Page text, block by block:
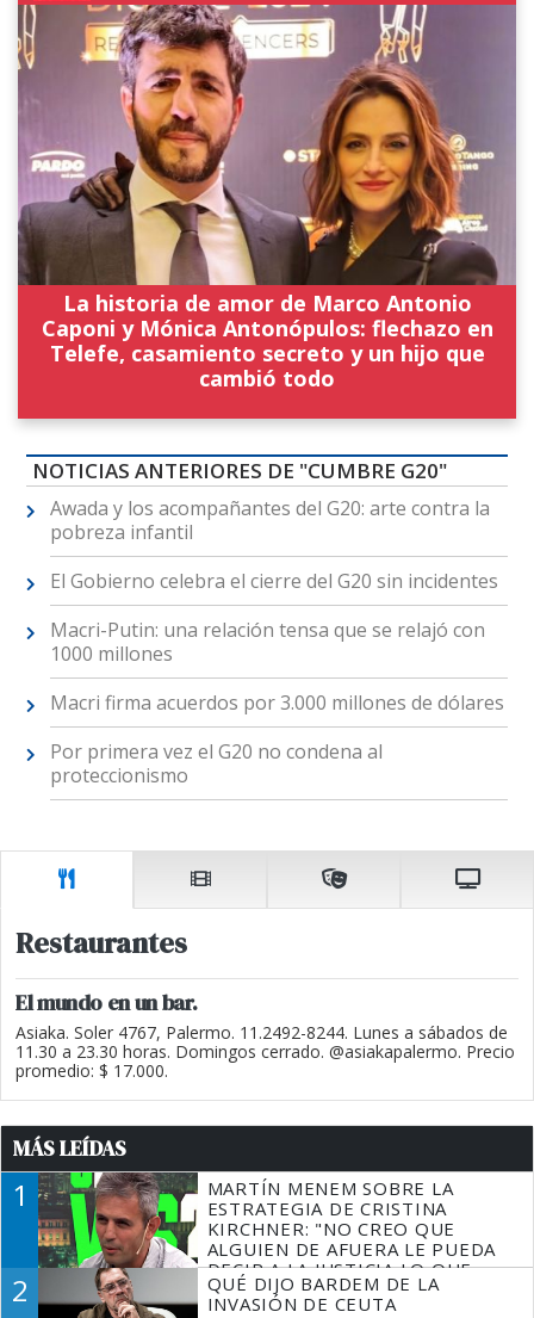
La historia de amor de Marco Antonio
Caponi y Mónica Antonópulos: flechazo en
Telefe, casamiento secreto y un hijo que
cambió todo
NOTICIAS ANTERIORES DE "CUMBRE G20"
Awada y los acompañantes del G20: arte contra la
pobreza infantil
El Gobierno celebra el cierre del G20 sin incidentes
Macri-Putin: una relación tensa que se relajó con
1000 millones
Macri firma acuerdos por 3.000 millones de dólares
Por primera vez el G20 no condena al
proteccionismo
Restaurantes
El mundo en un bar.
Asiaka. Soler 4767, Palermo. 11.2492-8244. Lunes a sábados de
11.30 a 23.30 horas. Domingos cerrado. @asiakapalermo. Precio
promedio: $ 17.000.
MÁS LEÍDAS
1
MARTÍN MENEM SOBRE LA
ESTRATEGIA DE CRISTINA
KIRCHNER: "NO CREO QUE
ALGUIEN DE AFUERA LE PUEDA
DECIR A LA JUSTICIA LO QUE
TIENE QUE HACER"
2
QUÉ DIJO BARDEM DE LA
INVASIÓN DE CEUTA